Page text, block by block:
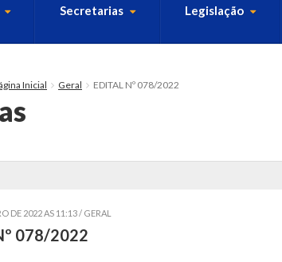
Secretarias Legislação
Inicial Geral EDITAL Nº 078/2022
DE 2022 AS 11:13 / GERAL
078/2022